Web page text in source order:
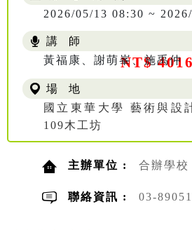
NT$ 4016
2026/05/13 08:30 ~
講 師
黃福康、謝萌峯、施禹仲
場 地
國立東華大學 藝術與設
109木工坊
主辦單位 : 合辦學校
聯絡資訊 : 03-